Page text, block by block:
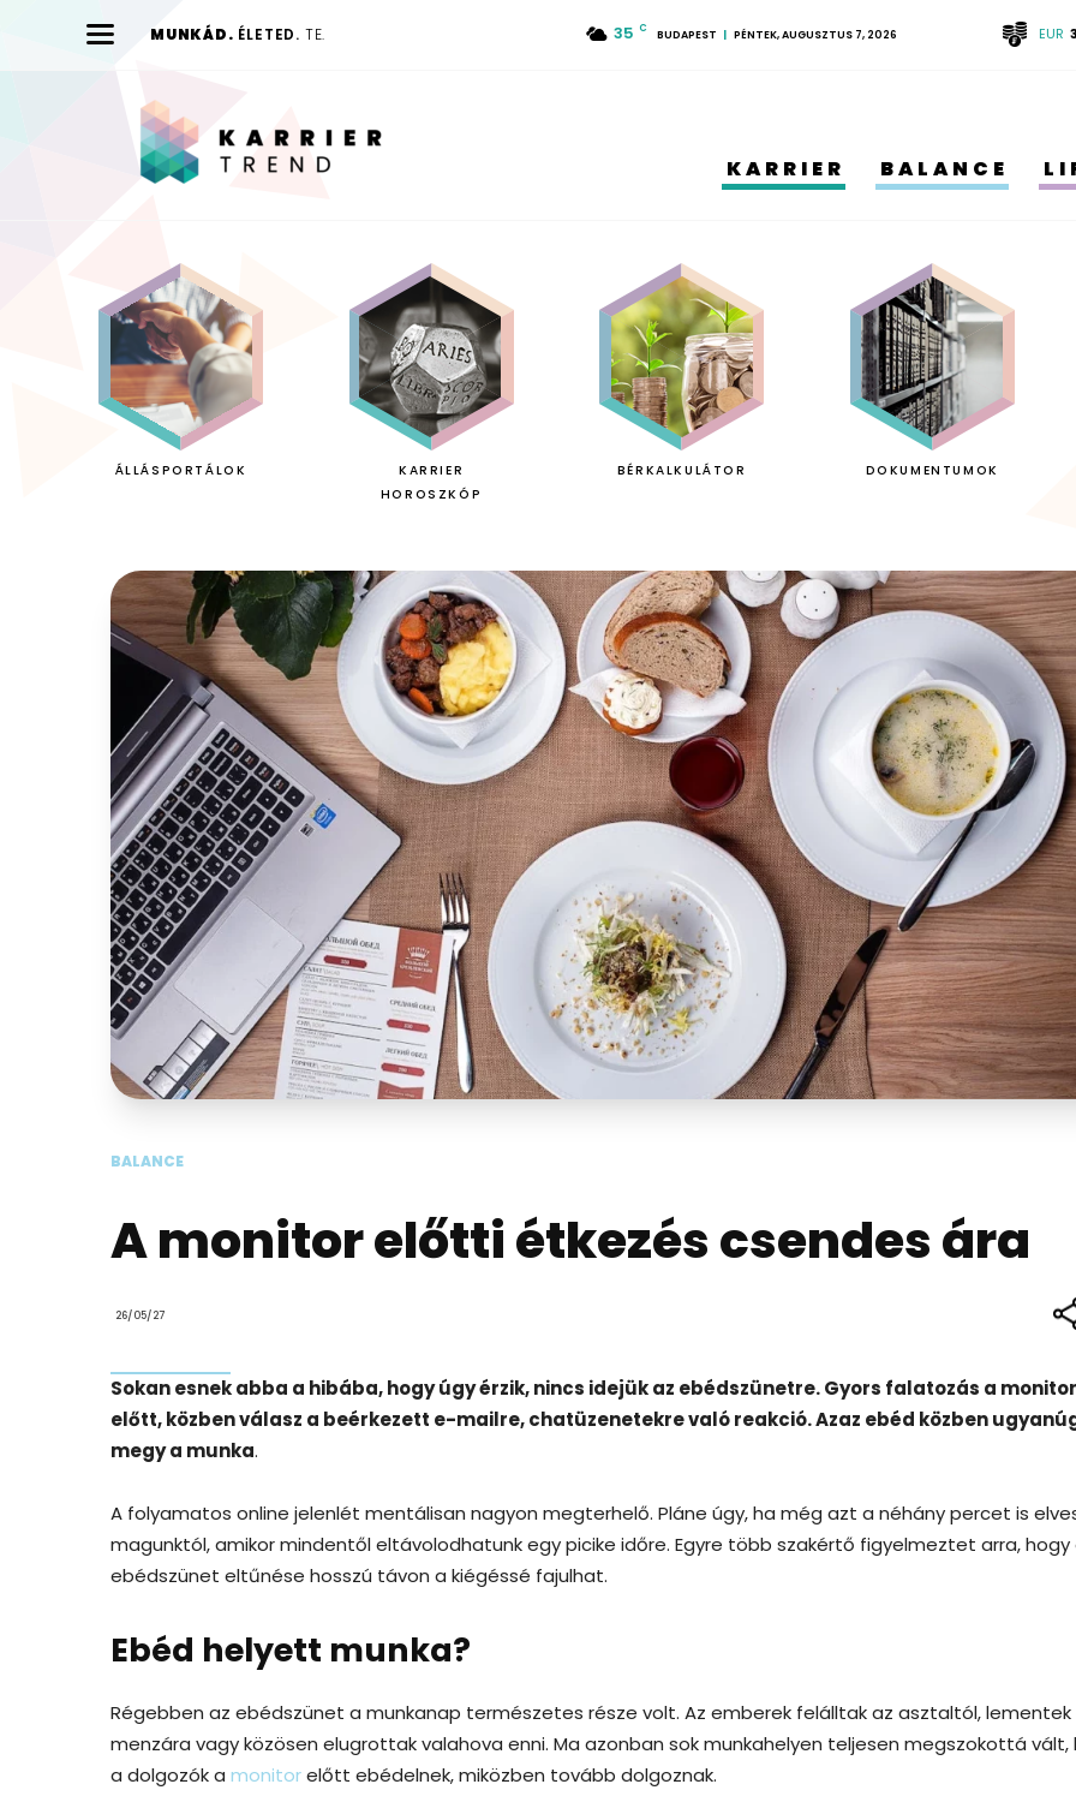
MUNKÁD. ÉLETED. TE. 35 C BUDAPEST PÉNTEK, AUGUSZTUS 7, 2026 EUR
KARRIER BALANCE
ÁLLÁSPORTÁLOK
KARRIER
HOROSZKÓP
BÉRKALKULÁTOR DOKUMENTUMOK
BALANCE
A monitor előtti étkezés csendes ára
26/05/27
Sokan esnek abba a hibába, hogy úgy érzik, nincs idejük az ebédszünetre. Gyors falatozás a monitor
előtt, közben válasz a beérkezett e-mailre, chatüzenetekre való reakció. Azaz ebéd közben
megy a munka.
A folyamatos online jelenlét mentálisan nagyon megterhelő. Pláne úgy, ha még azt a néhány percet is
magunktól, amikor mindentől eltávolodhatunk egy picike időre. Egyre több szakértő figyelmeztet arra, hogy
ebédszünet eltűnése hosszú távon a kiégéssé fajulhat.
Ebéd helyett munka?
Régebben az ebédszünet a munkanap természetes része volt. Az emberek felálltak az asztaltól, lementek
menzára vagy közösen elugrottak valahova enni. Ma azonban sok munkahelyen teljesen megszokottá vált,
a dolgozók a monitorelőtt ebédelnek, miközben tovább dolgoznak.